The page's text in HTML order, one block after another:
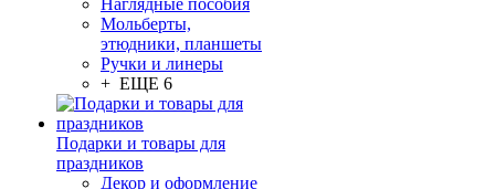
Наглядные пособия
Мольберты,
этюдники, планшеты
Ручки и линеры
+ ЕЩЕ 6
Подарки и товары для
праздников
Декор и оформление